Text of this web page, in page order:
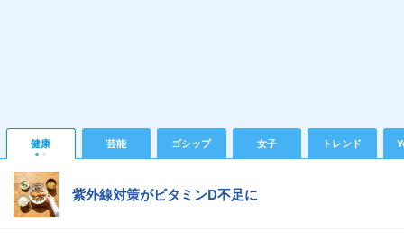
健康 芸能 ゴシップ 女子 トレンド
紫外線対策がビタミンD不足に